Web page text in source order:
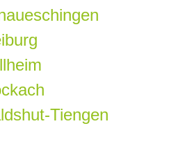
Tiengen